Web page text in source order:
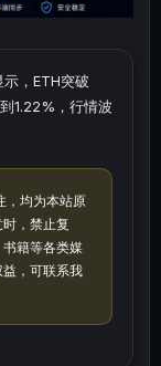
示，ETH突破
1.22%，行情波
，均为本站原
，禁止复
籍等各类媒
，可联系我